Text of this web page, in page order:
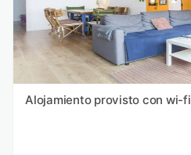
Alojamiento provisto con wi-fi